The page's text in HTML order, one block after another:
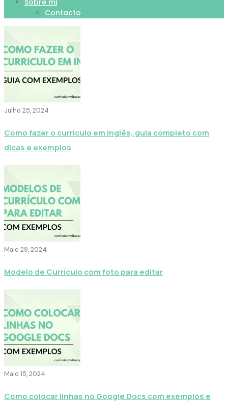
Sobre mi
Contacto
Julho 25, 2024
Como fazer o curriculo em inglês, guia completo com
dicas e exemplos
Maio 29, 2024
Modelo de Currículo com foto para editar
Maio 15, 2024
Como colocar linhas no Google Docs com exemplos e